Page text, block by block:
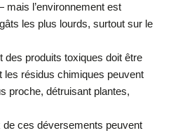
mais l’environnement est
les plus lourds, surtout sur le
des produits toxiques doit être
les résidus chimiques peuvent
proche, détruisant plantes,
ces déversements peuvent